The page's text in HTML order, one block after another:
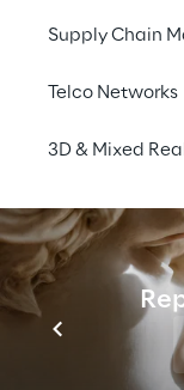
Supply Chain
Telco Networks
3D & Mixed
31/12/2025
2025
2025
30/09/